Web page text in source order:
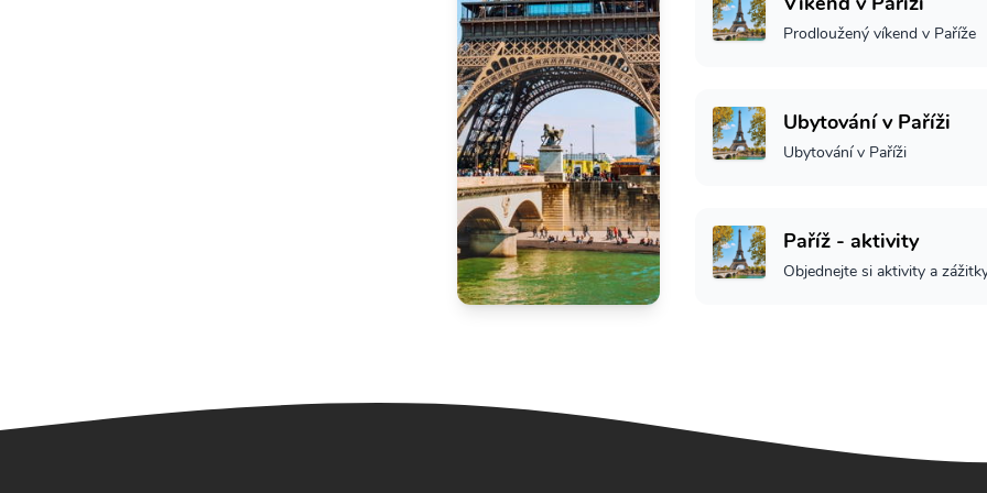
Prodloužený víkend v Paříže
Ubytování v Paříži
Ubytování v Paříži
Paříž - aktivity
Objednejte si aktivity a